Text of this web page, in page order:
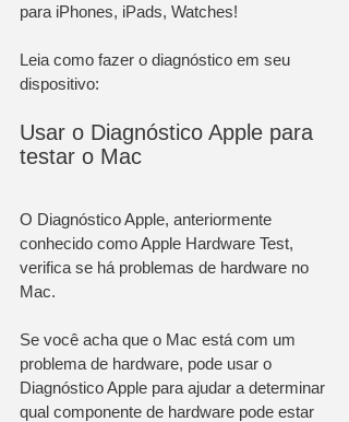
para iPhones, iPads, Watches!
Leia como fazer o diagnóstico em seu
dispositivo:
Usar o Diagnóstico Apple para
testar o Mac
O Diagnóstico Apple, anteriormente
conhecido como Apple Hardware Test,
verifica se há problemas de hardware no
Mac.
Se você acha que o Mac está com um
problema de hardware, pode usar o
Diagnóstico Apple para ajudar a determinar
qual componente de hardware pode estar